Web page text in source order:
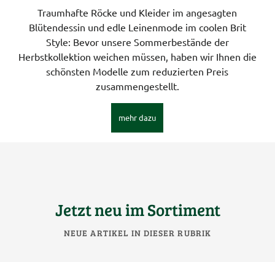
Traumhafte Röcke und Kleider im angesagten
Blütendessin und edle Leinenmode im coolen Brit
Style: Bevor unsere Sommerbestände der
Herbstkollektion weichen müssen, haben wir Ihnen die
schönsten Modelle zum reduzierten Preis
zusammengestellt.
mehr dazu
Jetzt neu im Sortiment
NEUE ARTIKEL IN DIESER RUBRIK